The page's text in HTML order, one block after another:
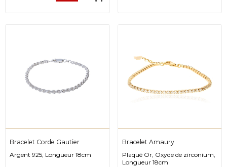
Bracelet Corde Gautier
Argent 925, Longueur 18cm
Bracelet Amaury
Plaqué Or, Oxyde de zirconium,
Longueur 18cm